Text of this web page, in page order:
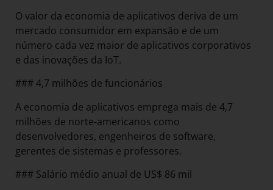
O valor da economia de aplicativos deriva de um
mercado consumidor em expansão e de um
número cada vez maior de aplicativos corporativos
e das inovações da IoT.
### 4,7 milhões de funcionários
A economia de aplicativos emprega mais de 4,7
milhões de norte-americanos como
desenvolvedores, engenheiros de software,
gerentes de sistemas e professores.
### Salário médio anual de US$ 86 mil